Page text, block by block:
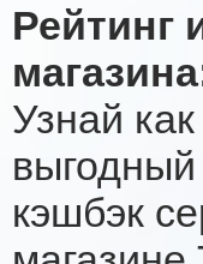
Рейтинг
Узнай
кэшбэк